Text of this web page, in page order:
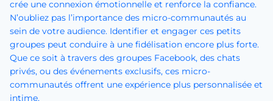
crée une connexion émotionnelle et renforce la confiance.
N’oubliez pas l’importance des micro-communautés au
sein de votre audience. Identifier et engager ces petits
groupes peut conduire à une fidélisation encore plus forte.
Que ce soit à travers des groupes Facebook, des chats
privés, ou des événements exclusifs, ces micro-
communautés offrent une expérience plus personnalisée et
intime.